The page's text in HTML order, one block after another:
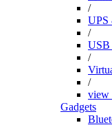
/
UPS
/
USB
/
/
view
Gadgets